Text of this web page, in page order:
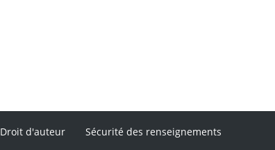
Droit d'auteur
Sécurité des renseignements